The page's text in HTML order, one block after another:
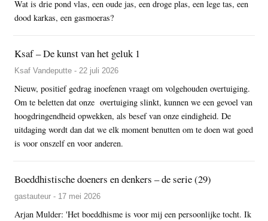
Wat is drie pond vlas, een oude jas, een droge plas, een lege tas, een
dood karkas, een gasmoeras?
Ksaf – De kunst van het geluk 1
Ksaf Vandeputte - 22 juli 2026
Nieuw, positief gedrag inoefenen vraagt om volgehouden overtuiging.
Om te beletten dat onze overtuiging slinkt, kunnen we een gevoel van
hoogdringendheid opwekken, als besef van onze eindigheid. De
uitdaging wordt dan dat we elk moment benutten om te doen wat goed
is voor onszelf en voor anderen.
Boeddhistische doeners en denkers – de serie (29)
gastauteur - 17 mei 2026
Arjan Mulder: 'Het boeddhisme is voor mij een persoonlijke tocht. Ik